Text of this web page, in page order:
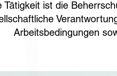
ist die
Arbeitsbedingungen